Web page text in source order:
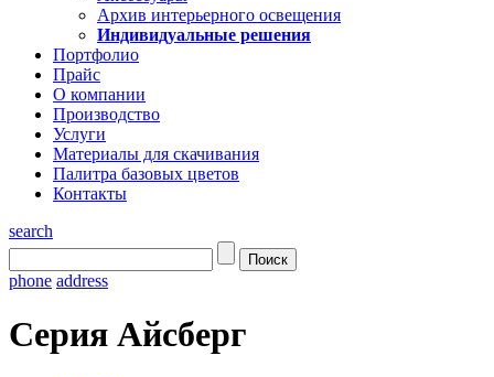
Архив интерьерного освещения
Индивидуальные решения
Портфолио
Прайс
О компании
Производство
Услуги
Материалы для скачивания
Палитра базовых цветов
Контакты
search
phone address
Серия Айсберг